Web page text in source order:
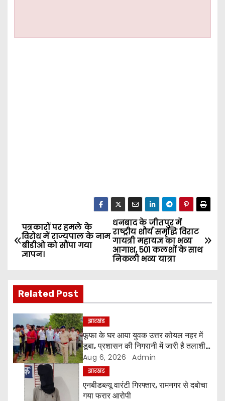
P
o
t
n
a
v
धनबाद के जीतपुर में
राष्ट्रीय शौर्य समृद्धि विराट
गायत्री महायज्ञ का भव्य
आगाश, 501 कलशों के साथ
निकली भव्य यात्रा
पत्रकारों पर हमले के
विरोध में राज्यपाल के नाम
बीडीओ को सौंपा गया
ज्ञापन।
Related Post
झारखंड
फूफा के घर आया युवक उत्तर कोयल नहर में
डूबा, प्रशासन की निगरानी में जारी है तलाशी
अभियान
Aug 6, 2026 Admin
झारखंड
एनबीडब्ल्यू वारंटी गिरफ्तार, रामनगर से दबोचा
गया फरार आरोपी